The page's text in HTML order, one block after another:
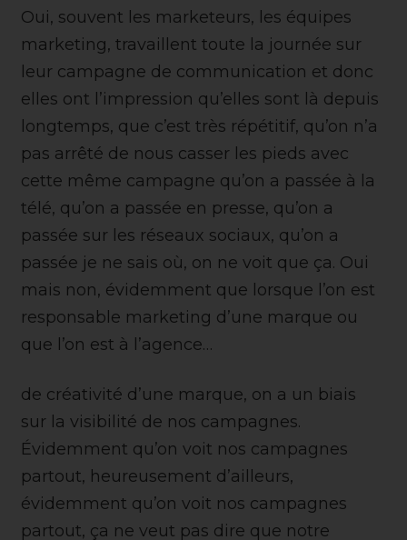
Oui, souvent les marketeurs, les équipes
marketing, travaillent toute la journée sur
leur campagne de communication et donc
elles ont l’impression qu’elles sont là depuis
longtemps, que c’est très répétitif, qu’on n’a
pas arrêté de nous casser les pieds avec
cette même campagne qu’on a passée à la
télé, qu’on a passée en presse, qu’on a
passée sur les réseaux sociaux, qu’on a
passée je ne sais où, on ne voit que ça. Oui
mais non, évidemment que lorsque l’on est
responsable marketing d’une marque ou
que l’on est à l’agence…
de créativité d’une marque, on a un biais
sur la visibilité de nos campagnes.
Évidemment qu’on voit nos campagnes
partout, heureusement d’ailleurs,
évidemment qu’on voit nos campagnes
partout, ça ne veut pas dire que notre